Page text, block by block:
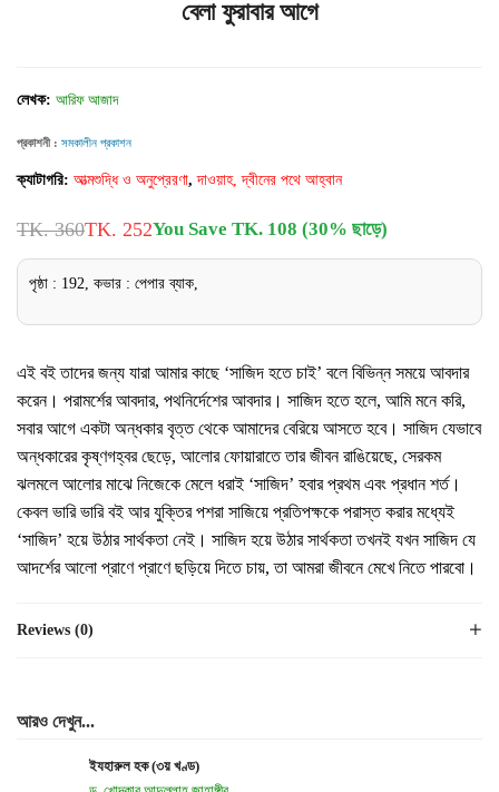
বেলা ফুরাবার আগে
লেখক: আরিফ আজাদ
প্রকাশনী : সমকালীন প্রকাশন
ক্যাটাগরি: আত্মশুদ্ধি ও অনুপ্রেরণা,দাওয়াহ, দ্বীনের পথে আহ্বান
TK. 360TK. 252You Save TK. 108 (30% ছাড়ে)
পৃষ্ঠা : 192, কভার : পেপার ব্যাক,
এই বই তাদের জন্য যারা আমার কাছে ‘সাজিদ হতে চাই’ বলে বিভিন্ন সময়ে আবদার
করেন। পরামর্শের আবদার, পথনির্দেশের আবদার। সাজিদ হতে হলে, আমি মনে করি,
সবার আগে একটা অন্ধকার বৃত্ত থেকে আমাদের বেরিয়ে আসতে হবে। সাজিদ যেভাবে
অন্ধকারের কৃষ্ণগহ্বর ছেড়ে, আলোর ফোয়ারাতে তার জীবন রাঙিয়েছে, সেরকম
ঝলমলে আলোর মাঝে নিজেকে মেলে ধরাই ‘সাজিদ’ হবার প্রথম এবং প্রধান শর্ত।
কেবল ভারি ভারি বই আর যুক্তির পশরা সাজিয়ে প্রতিপক্ষকে পরাস্ত করার মধ্যেই
‘সাজিদ’ হয়ে উঠার সার্থকতা নেই। সাজিদ হয়ে উঠার সার্থকতা তখনই যখন সাজিদ যে
আদর্শের আলো প্রাণে প্রাণে ছড়িয়ে দিতে চায়, তা আমরা জীবনে মেখে নিতে পারবো।
Reviews (0)
আরও দেখুন...
ইযহারুল হক (৩য় খণ্ড)